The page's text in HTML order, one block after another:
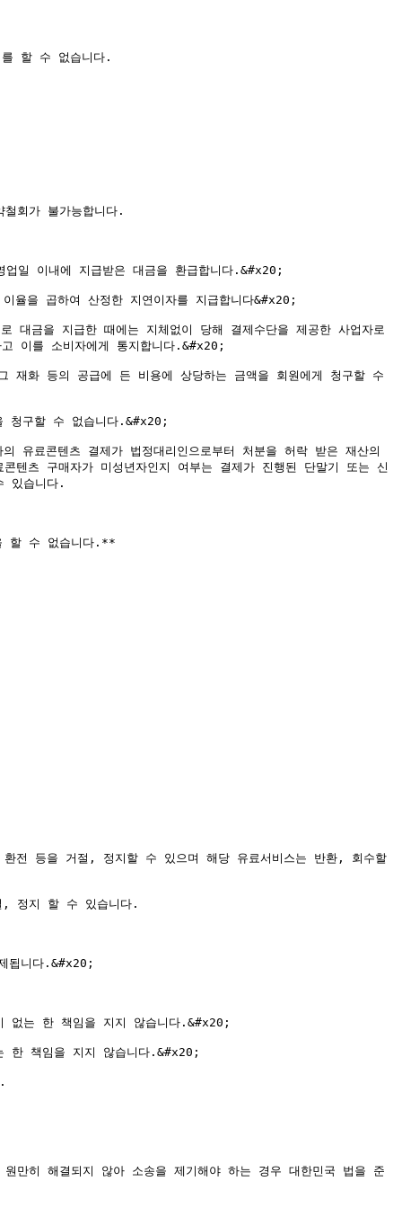
할 수 없습니다.
회가 불가능합니다.
일 이내에 지급받은 대금을 환급합니다.&#x20;
율을 곱하여 산정한 지연이자를 지급합니다&#x20;
대금을 지급한 때에는 지체없이 당해 결제수단을 제공한 사업자로
이를 소비자에게 통지합니다.&#x20;
화 등의 공급에 든 비용에 상당하는 금액을 회원에게 청구할 수
청구할 수 없습니다.&#x20;
유료콘텐츠 결제가 법정대리인으로부터 처분을 허락 받은 재산의
텐츠 구매자가 미성년자인지 여부는 결제가 진행된 단말기 또는 신
있습니다.
할 수 없습니다.**
전 등을 거절, 정지할 수 있으며 해당 유료서비스는 반환, 회수할
, 정지 할 수 있습니다.
됩니다.&#x20;
없는 한 책임을 지지 않습니다.&#x20;
한 책임을 지지 않습니다.&#x20;
히 해결되지 않아 소송을 제기해야 하는 경우 대한민국 법을 준